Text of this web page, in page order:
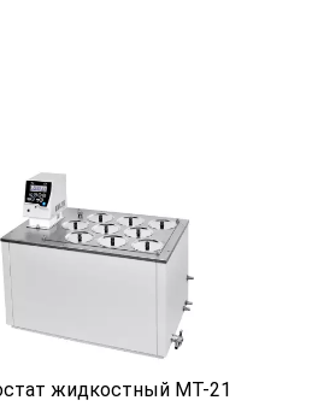
жидкостный МТ-21